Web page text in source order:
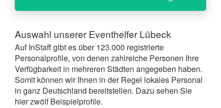
Auswahl unsererEventhelfer Lübeck
Auf InStaff gibt es über 123.000 registrierte
Personalprofile, von denen zahlreiche Personen Ihre
Verfügbarkeit in mehreren Städten angegeben haben.
Somit können wir Ihnen in der Regel lokales Personal
in ganz Deutschland bereitstellen. Dazu sehen Sie
hier zwölf Beispielprofile.